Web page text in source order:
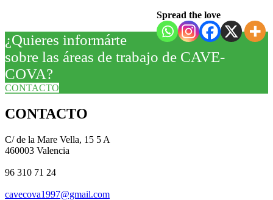
Spread the love
¿Quieres informárte
sobre las áreas de trabajo de CAVE-
COVA?
CONTACTO
CONTACTO
C/ de la Mare Vella, 15 5 A
460003 Valencia
96 310 71 24
cavecova1997@gmail.com